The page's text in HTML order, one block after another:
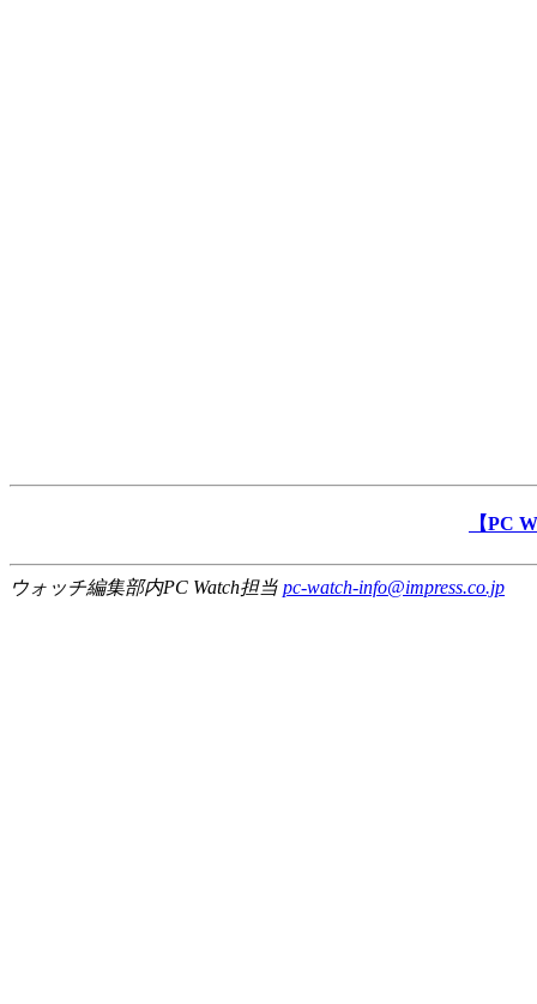
【PC
ウォッチ編集部内PC Watch担当 pc-watch-info@impress.co.jp